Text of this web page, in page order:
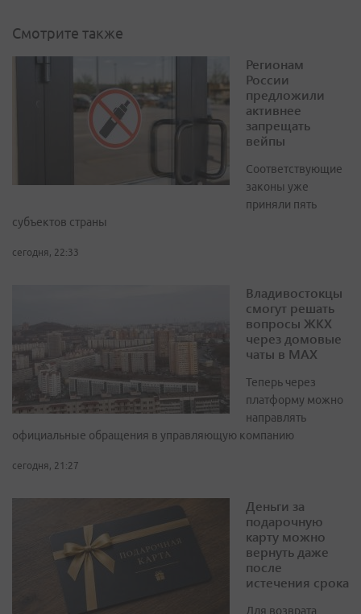
Смотрите также
Регионам
России
предложили
активнее
запрещать
вейпы
Соответствующие
законы уже
приняли пять
субъектов страны
сегодня, 22:33
Владивостокцы
смогут решать
вопросы ЖКХ
через домовые
чаты в МАХ
Теперь через
платформу можно
направлять
официальные обращения в управляющую компанию
сегодня, 21:27
Деньги за
подарочную
карту можно
вернуть даже
после
истечения срока
Для возврата